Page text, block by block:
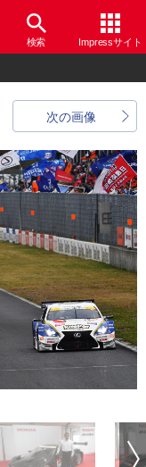
検索 Impressサイト
次の画像